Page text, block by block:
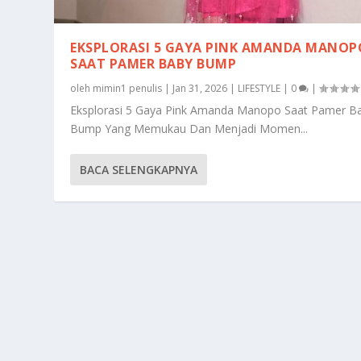
EKSPLORASI 5 GAYA PINK AMANDA
SAAT PAMER BABY BUMP
oleh mimin1 penulis | Jan 31, 2026 | LIFESTYLE | 0 |
Eksplorasi 5 Gaya Pink Amanda Manopo Saat Pamer
Bump Yang Memukau Dan Menjadi Momen...
BACA SELENGKAPNYA